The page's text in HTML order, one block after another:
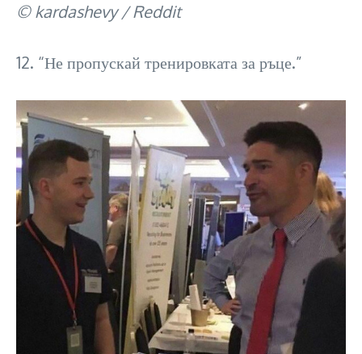
© kardashevy / Reddit
12. “Не пропускай тренировката за ръце.”